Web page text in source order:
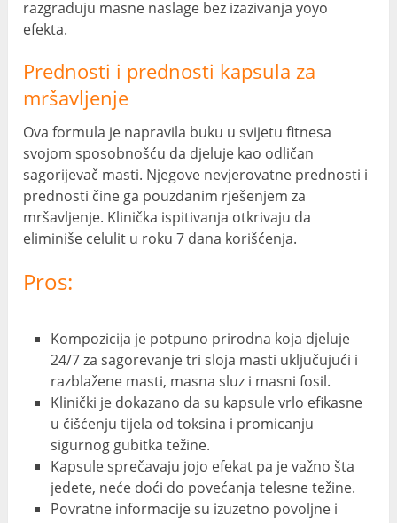
razgrađuju masne naslage bez izazivanja yoyo
efekta.
Prednosti i prednosti kapsula za
mršavljenje
Ova formula je napravila buku u svijetu fitnesa
svojom sposobnošću da djeluje kao odličan
sagorijevač masti. Njegove nevjerovatne prednosti i
prednosti čine ga pouzdanim rješenjem za
mršavljenje. Klinička ispitivanja otkrivaju da
eliminiše celulit u roku 7 dana korišćenja.
Pros:
Kompozicija je potpuno prirodna koja djeluje
24/7 za sagorevanje tri sloja masti uključujući i
razblažene masti, masna sluz i masni fosil.
Klinički je dokazano da su kapsule vrlo efikasne
u čišćenju tijela od toksina i promicanju
sigurnog gubitka težine.
Kapsule sprečavaju jojo efekat pa je važno šta
jedete, neće doći do povećanja telesne težine.
Povratne informacije su izuzetno povoljne i